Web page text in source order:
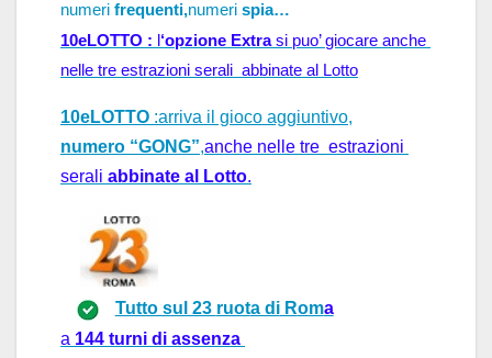
numeri frequenti,numeri spia…
10eLOTTO : l‘opzione Extra si puo’ giocare anche
nelle tre estrazioni serali  abbinate al Lotto
10eLOTTO :arriva il gioco aggiuntivo,
numero “GONG”,anche nelle tre  estrazioni
serali abbinate al Lotto.
Tutto sul 23 ruota diRoma
a 144 turni di assenza